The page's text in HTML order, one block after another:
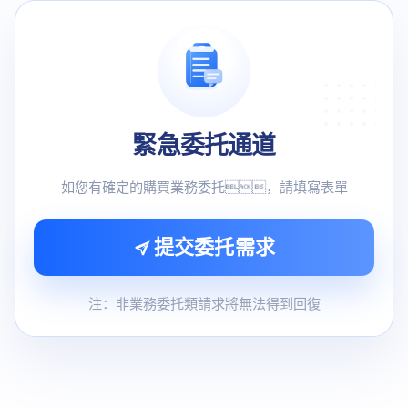
緊急委托通道
如您有確定的購買業務委托，請填寫表單
提交委托需求
注：非業務委托類請求將無法得到回復